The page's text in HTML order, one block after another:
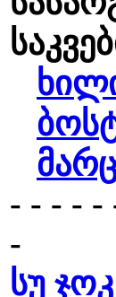
- - - - -
-
სუ